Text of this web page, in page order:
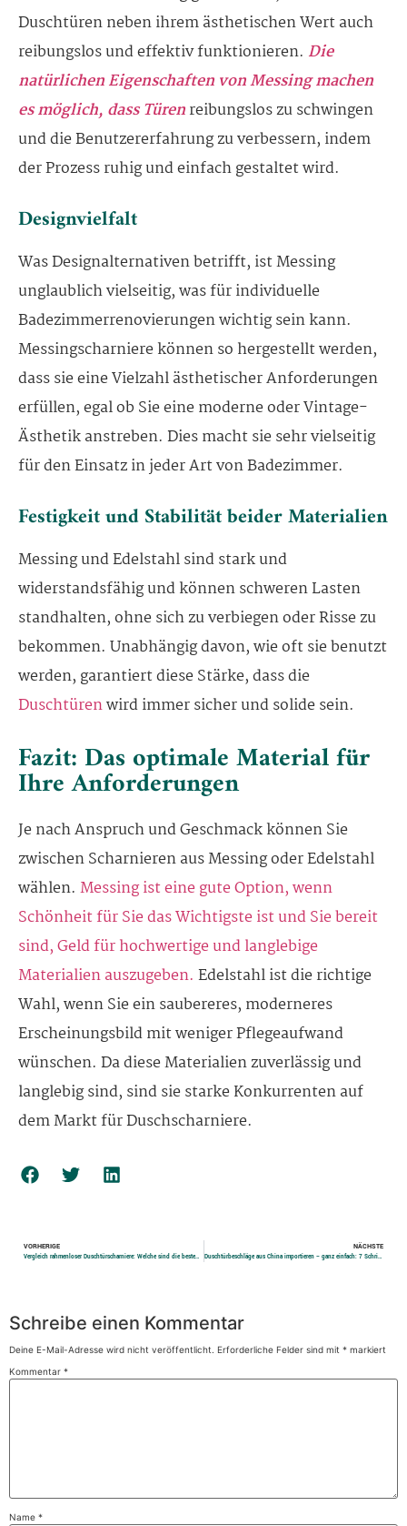
Duschtüren neben ihrem ästhetischen Wert auch
reibungslos und effektiv funktionieren. Die
natürlichen Eigenschaften von Messing machen
es möglich, dass Türenreibungslos zu schwingen
und die Benutzererfahrung zu verbessern, indem
der Prozess ruhig und einfach gestaltet wird.
Designvielfalt
Was Designalternativen betrifft, ist Messing
unglaublich vielseitig, was für individuelle
Badezimmerrenovierungen wichtig sein kann.
Messingscharniere können so hergestellt werden,
dass sie eine Vielzahl ästhetischer Anforderungen
erfüllen, egal ob Sie eine moderne oder Vintage-
Ästhetik anstreben. Dies macht sie sehr vielseitig
für den Einsatz in jeder Art von Badezimmer.
Festigkeit und Stabilität beider Materialien
Messing und Edelstahl sind stark und
widerstandsfähig und können schweren Lasten
standhalten, ohne sich zu verbiegen oder Risse zu
bekommen. Unabhängig davon, wie oft sie benutzt
werden, garantiert diese Stärke, dass die
Duschtürenwird immer sicher und solide sein.
Fazit: Das optimale Material für
Ihre Anforderungen
Je nach Anspruch und Geschmack können Sie
zwischen Scharnieren aus Messing oder Edelstahl
wählen. Messing ist eine gute Option, wenn
Schönheit für Sie das Wichtigste ist und Sie bereit
sind, Geld für hochwertige und langlebige
Materialien auszugeben. Edelstahl ist die richtige
Wahl, wenn Sie ein saubereres, moderneres
Erscheinungsbild mit weniger Pflegeaufwand
wünschen. Da diese Materialien zuverlässig und
langlebig sind, sind sie starke Konkurrenten auf
dem Markt für Duschscharniere.
VORHERIGE
Vergleich rahmenloser Duschtürscharniere: Welche sind die besten aus Metall?
NÄCHSTE
Duschtürbeschläge aus China importieren – ganz einfach: 7 Schritte zum Erfolg
Schreibe einen Kommentar
Deine E-Mail-Adresse wird nicht veröffentlicht. Erforderliche Felder sind mit * markiert
Kommentar *
Name *